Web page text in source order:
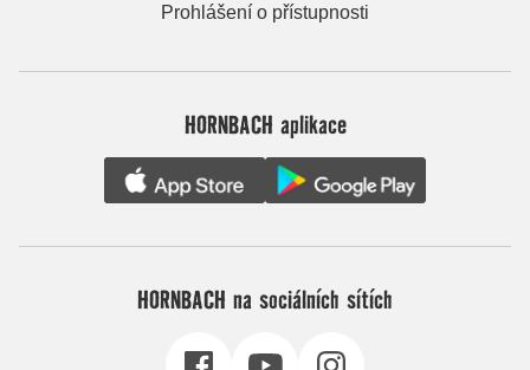
Prohlášení o přístupnosti
HORNBACH aplikace
HORNBACH na sociálních sítích